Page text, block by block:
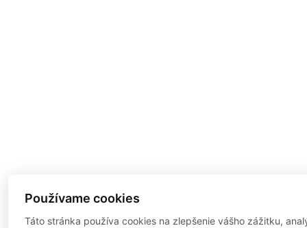
Používame cookies
Táto stránka používa cookies na zlepšenie vášho zážitku,